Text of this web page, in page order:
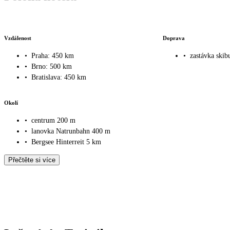
Vzdálenost
• Praha: 450 km
• Brno: 500 km
• Bratislava: 450 km
Doprava
• zastávka
Okolí
• centrum 200 m
• lanovka Natrunbahn 400 m
• Bergsee Hinterreit 5 km
Přečtěte si více